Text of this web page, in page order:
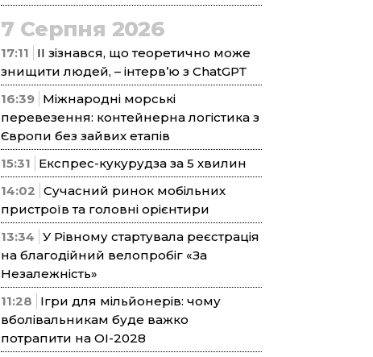
7 Серпня 2026
17:11
ІІ зізнався, що теоретично може
знищити людей, – інтерв’ю з ChatGPT
16:39 Міжнародні морські
перевезення: контейнерна логістика з
Європи без зайвих етапів
15:31
Експрес-кукурудза за 5 хвилин
14:02 Сучасний ринок мобільних
пристроїв та головні орієнтири
13:34 У Рівному стартувала реєстрація
на благодійний велопробіг «За
Незалежність»
11:28
Ігри для мільйонерів: чому
вболівальникам буде важко
потрапити на ОІ-2028